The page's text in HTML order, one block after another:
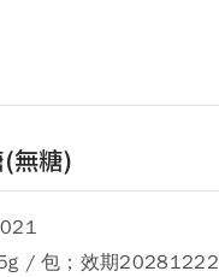
無糖)
/ 包；效期20281222